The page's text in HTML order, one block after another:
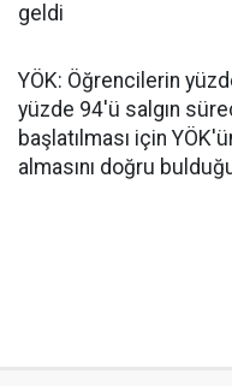
geldi
YÖK: Öğrencilerin
yüzde 94'ü salgın
başlatılması için
almasını doğru